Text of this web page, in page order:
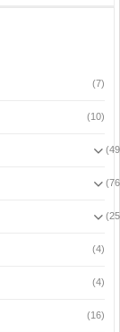
(7)
(10)
(4)
(4)
(16)